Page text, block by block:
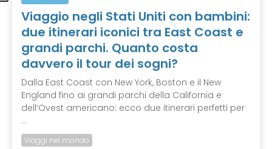
Viaggio negli Stati Uniti con bambini:
due itinerari iconici tra East Coast e
grandi parchi. Quanto costa
davvero il tour dei sogni?
Dalla East Coast con New York, Boston e il New
England fino ai grandi parchi della California e
dell’Ovest americano: ecco due itinerari perfetti per
...
Viaggi nel mondo